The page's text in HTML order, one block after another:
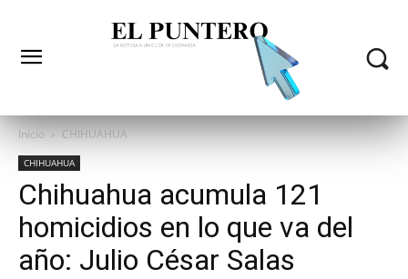
Inicio CHIHUAHUA
CHIHUAHUA
Chihuahua acumula 121
homicidios en lo que va del
año: Julio César Salas